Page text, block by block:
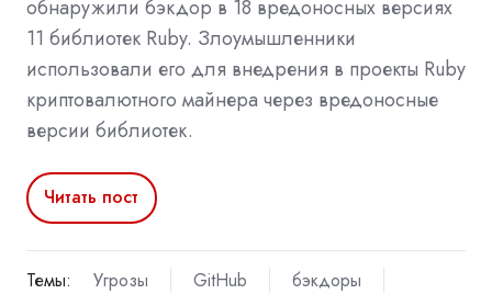
обнаружили бэкдор в 18 вредоносных версиях
11 библиотек Ruby. Злоумышленники
использовали его для внедрения в проекты Ruby
криптовалютного майнера через вредоносные
версии библиотек.
Читать пост
Темы: Угрозы GitHub
бэкдоры